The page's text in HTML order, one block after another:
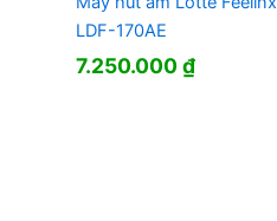
LDF-170AE
7.250.000₫